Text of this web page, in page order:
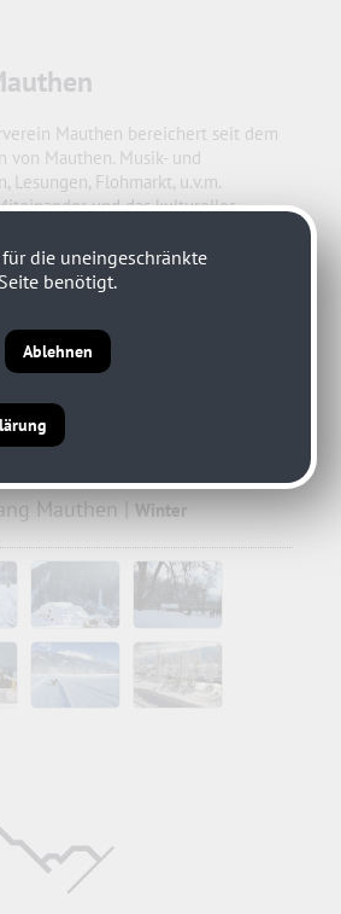
Mauthen bereichert seit dem
von Mauthen. Musik- und
Lesungen, Flohmarkt, u.v.m.
und das kulturelles
Jahresablauf.
Mauthen |Winter
die uneingeschränkte
benötigt.
Ablehnen